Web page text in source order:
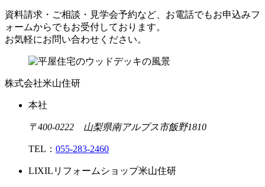
資料請求・ご相談・見学会予約など、お電話でもお申込みフ
ォームからでもお受付しております。
お気軽にお問い合わせください。
株式会社米山住研
本社
〒400-0222 山梨県南アルプス市飯野1810
TEL： 055-283-2460
LIXILリフォームショップ米山住研